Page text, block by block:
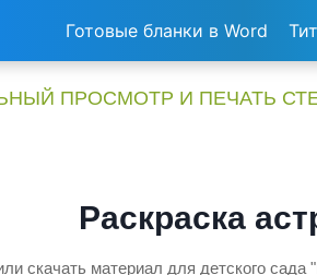
Готовые бланки в Word
ПРОСМОТР И ПЕЧАТЬ
Раскраска
скачать материал для детского